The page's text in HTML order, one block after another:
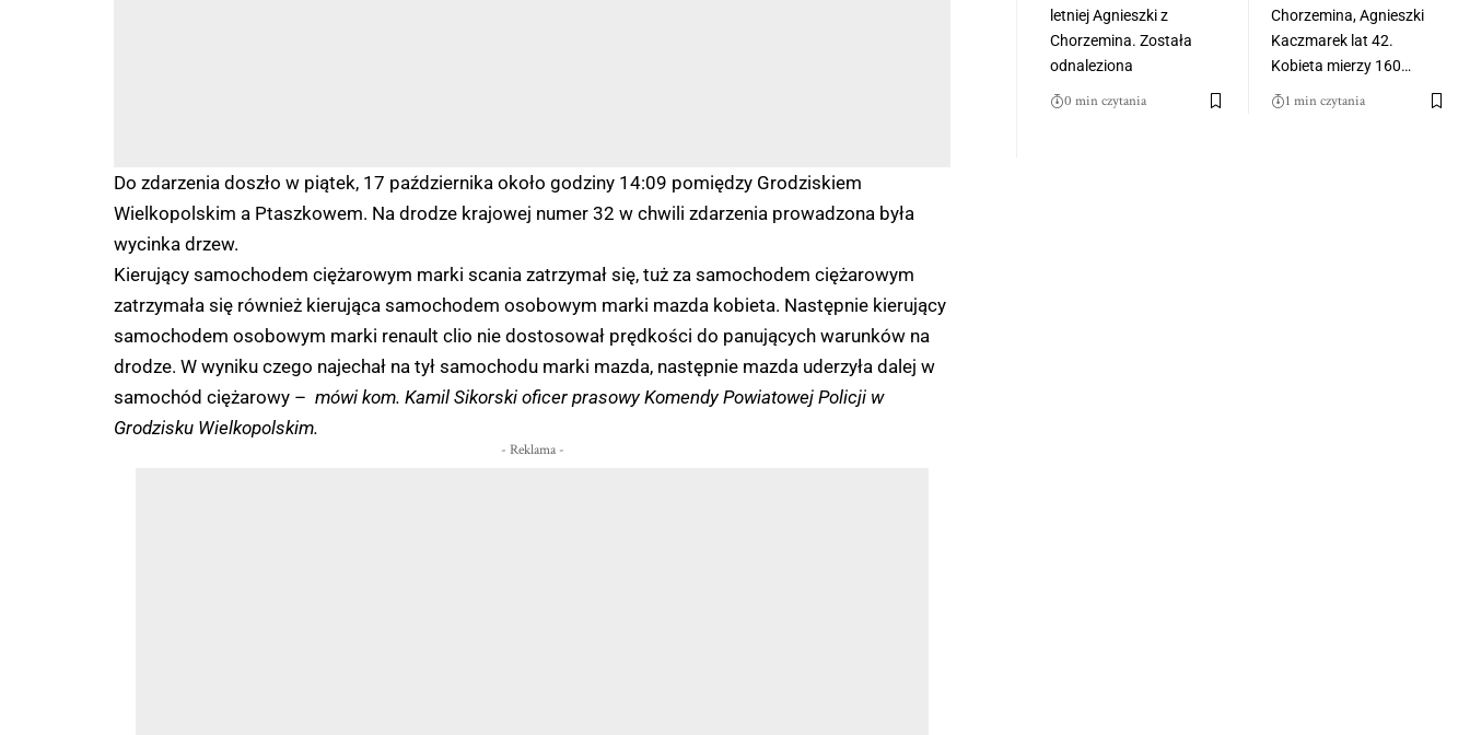
Do zdarzenia doszło w piątek, 17 października około godziny 14:09 pomiędzy Grodziskiem
Wielkopolskim a Ptaszkowem. Na drodze krajowej numer 32 w chwili zdarzenia prowadzona była
wycinka drzew.
Kierujący samochodem ciężarowym marki scania zatrzymał się, tuż za samochodem ciężarowym
zatrzymała się również kierująca samochodem osobowym marki mazda kobieta. Następnie kierujący
samochodem osobowym marki renault clio nie dostosował prędkości do panujących warunków na
drodze. W wyniku czego najechał na tył samochodu marki mazda, następnie mazda uderzyła dalej w
samochód ciężarowy – mówi kom. Kamil Sikorski oficer prasowy Komendy Powiatowej Policji w
Grodzisku Wielkopolskim.
- Reklama -
letniej Agnieszki z
Chorzemina. Została
odnaleziona
0 min czytania
Chorzemina, Agnieszki
Kaczmarek lat 42.
Kobieta mierzy 160…
1 min czytania